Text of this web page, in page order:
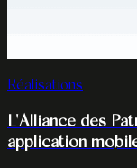
Réalisations
L'Alliance des
application